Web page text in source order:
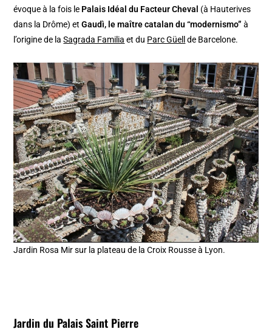
évoque à la fois le Palais Idéal du Facteur Cheval (à Hauterives
dans la Drôme) etGaudì, le maître catalan du “modernismo” à
l’origine de laSagrada Familia et du Parc Güell de Barcelone.
Jardin Rosa Mir sur la plateau de la Croix Rousse à Lyon.
Jardin du Palais Saint Pierre